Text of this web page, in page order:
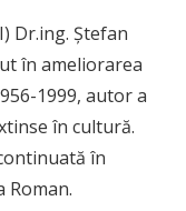
Dr.ing. Ştefan
în ameliorarea
1999, autor a
în cultură.
în
Roman.